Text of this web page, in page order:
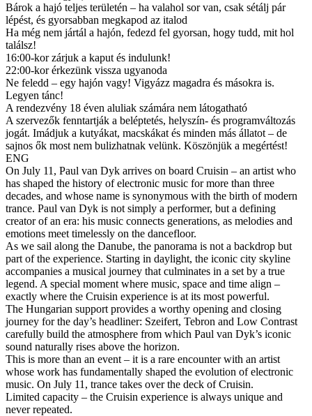
Bárok a hajó teljes területén – ha valahol sor van, csak sétálj pár
lépést, és gyorsabban megkapod az italod
Ha még nem jártál a hajón, fedezd fel gyorsan, hogy tudd, mit hol
találsz!
16:00-kor zárjuk a kaput és indulunk!
22:00-kor érkezünk vissza ugyanoda
Ne feledd – egy hajón vagy! Vigyázz magadra és másokra is.
Legyen tánc!
A rendezvény 18 éven aluliak számára nem látogatható
A szervezők fenntartják a beléptetés, helyszín- és programváltozás
jogát. Imádjuk a kutyákat, macskákat és minden más állatot – de
sajnos ők most nem bulizhatnak velünk. Köszönjük a megértést!
ENG
On July 11, Paul van Dyk arrives on board Cruisin – an artist who
has shaped the history of electronic music for more than three
decades, and whose name is synonymous with the birth of modern
trance. Paul van Dyk is not simply a performer, but a defining
creator of an era: his music connects generations, as melodies and
emotions meet timelessly on the dancefloor.
As we sail along the Danube, the panorama is not a backdrop but
part of the experience. Starting in daylight, the iconic city skyline
accompanies a musical journey that culminates in a set by a true
legend. A special moment where music, space and time align –
exactly where the Cruisin experience is at its most powerful.
The Hungarian support provides a worthy opening and closing
journey for the day’s headliner: Szeifert, Tebron and Low Contrast
carefully build the atmosphere from which Paul van Dyk’s iconic
sound naturally rises above the horizon.
This is more than an event – it is a rare encounter with an artist
whose work has fundamentally shaped the evolution of electronic
music. On July 11, trance takes over the deck of Cruisin.
Limited capacity – the Cruisin experience is always unique and
never repeated.